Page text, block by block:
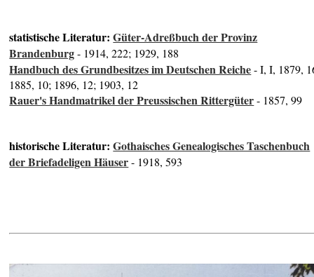
statistische Literatur:Güter-Adreßbuch der Provinz
Brandenburg- 1914, 222; 1929, 188
Handbuch des Grundbesitzes im Deutschen Reiche- I, I, 1879,
1885, 10; 1896, 12; 1903, 12
Rauer's Handmatrikel der Preussischen Rittergüter- 1857, 99
historische Literatur:Gothaisches Genealogisches Taschenbuch
der Briefadeligen Häuser- 1918, 593